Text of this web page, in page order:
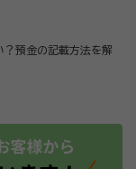
？預金の記載方法を解